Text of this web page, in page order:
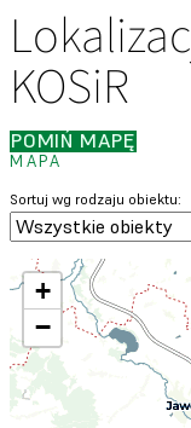
KOSiR
MAPA
POMIŃ MAPĘ
Sortuj wg rodzaju obiektu:
+
−